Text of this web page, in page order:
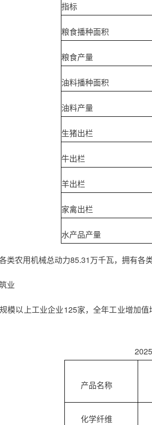
指标
粮食播种面积
粮食产量
油料播种面积
油料产量
生猪出栏
牛出栏
羊出栏
家禽出栏
水产品产量
类农用机械总动力85.31万千瓦，拥有各
业
模以上工业企业125家，全年工业增加
产品名称
化学纤维